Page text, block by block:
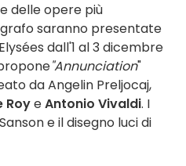
delle opere più
saranno presentate
dall'1 al 3 dicembre
"Annunciation"
da Angelin Preljocaj,
RoyeAntonio Vivaldi. I
e il disegno luci di